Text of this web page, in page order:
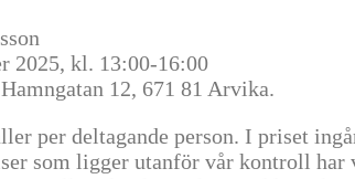
2025, kl. 13:00-16:00
12, 671 81 Arvika.
per deltagande person. I priset
som ligger utanför vår kontroll